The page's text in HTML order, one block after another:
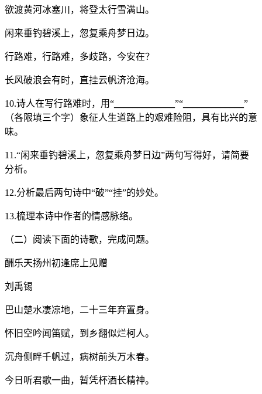
欲渡黄河冰塞川，将登太行雪满山。
闲来垂钓碧溪上，忽复乘舟梦日边。
行路难，行路难，多歧路，今安在？
长风破浪会有时，直挂云帆济沧海。
10.诗人在写行路难时，用“ ”“
”
（各限填三个字）象征人生道路上的艰难险阻，具有比兴的意
味。
11.“闲来垂钓碧溪上，忽复乘舟梦日边”两句写得好，请简要
分析。
12.分析最后两句诗中“破”“挂”的妙处。
13.梳理本诗中作者的情感脉络。
（二）阅读下面的诗歌，完成问题。
酬乐天扬州初逢席上见赠
刘禹锡
巴山楚水凄凉地，二十三年弃置身。
怀旧空吟闻笛赋，到乡翻似烂柯人。
沉舟侧畔千帆过，病树前头万木春。
今日听君歌一曲，暂凭杯酒长精神。